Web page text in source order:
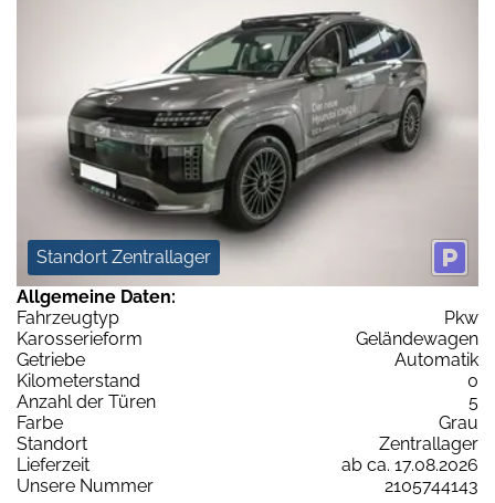
Standort Zentrallager
Allgemeine Daten:
Fahrzeugtyp
Pkw
Karosserieform
Geländewagen
Getriebe
Automatik
Kilometerstand
0
Anzahl der Türen
5
Farbe
Grau
Standort
Zentrallager
Lieferzeit
ab ca. 17.08.2026
Unsere Nummer
2105744143